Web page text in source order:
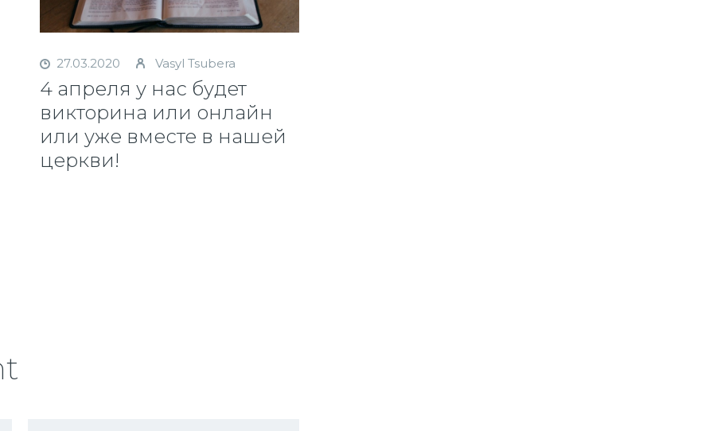
27.03.2020 Vasyl Tsubera
4 апреля у нас будет
викторина или онлайн
или уже вместе в нашей
церкви!